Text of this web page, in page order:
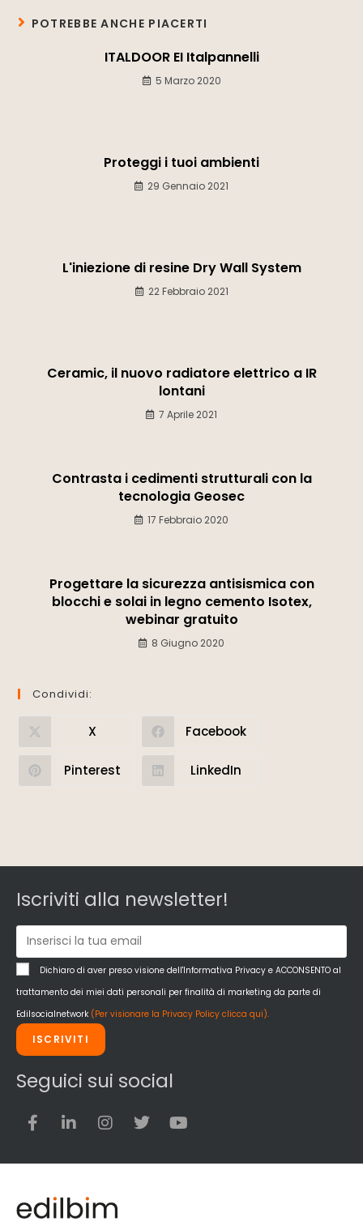
POTREBBE ANCHE PIACERTI
ITALDOOR EI Italpannelli
5 Marzo 2020
Proteggi i tuoi ambienti
29 Gennaio 2021
L'iniezione di resine Dry Wall System
22 Febbraio 2021
Ceramic, il nuovo radiatore elettrico a IR
lontani
7 Aprile 2021
Contrasta i cedimenti strutturali con la
tecnologia Geosec
17 Febbraio 2020
Progettare la sicurezza antisismica con
blocchi e solai in legno cemento Isotex,
webinar gratuito
8 Giugno 2020
Condividi:
X Facebook
Pinterest LinkedIn
Iscriviti alla newsletter!
Dichiaro di aver preso visione dell'Informativa Privacy e ACCONSENTO al
trattamento dei miei dati personali per finalità di marketing da parte di
Edilsocialnetwork (Per visionare la Privacy Policy clicca qui).
ISCRIVITI
Seguici sui social